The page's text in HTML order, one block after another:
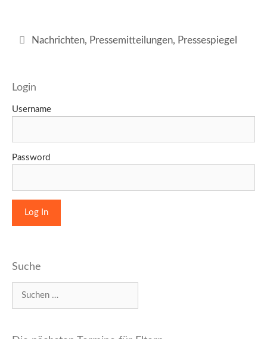
Kategorien
Nachrichten, Pressemitteilungen, Pressespiegel
Login
Username
Password
Suche